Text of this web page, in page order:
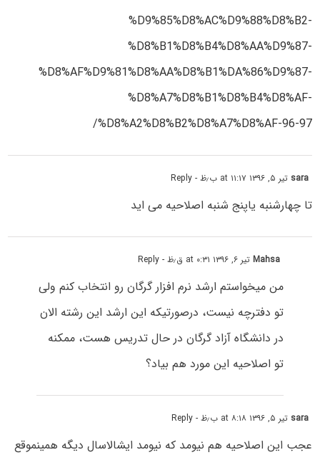
%D9%85%D8%AC%D9%88%D8%B2-
%D8%B1%D8%B4%D8%AA%D9%87-
%D8%AF%D9%81%D8%AA%D8%B1%DA%86%D9%87-
%D8%A7%D8%B1%D8%B4%D8%AF-
%D8%A2%D8%B2%D8%A7%D8%AF-96-97/
sara تیر ۵, ۱۳۹۶ at ۱۱:۱۷ ب٫ظ - Reply
تا چهارشنبه یاپنج شنبه اصلاحیه می اید
Mahsaتیر ۶, ۱۳۹۶ at ۰:۳۱ ق٫ظ - Reply
من میخواستم ارشد نرم افزار گرگان رو انتخاب کنم ولی
تو دفترچه نیست، درصورتیکه این ارشد این رشته الان
در دانشگاه آزاد گرگان در حال تدریس هست، ممکنه
تو اصلاحیه این مورد هم بیاد؟
sara تیر ۵, ۱۳۹۶ at ۸:۱۸ ب٫ظ - Reply
عجب این اصلاحیه هم نیومد که نیومد ایشالاسال دیگه همینموقع